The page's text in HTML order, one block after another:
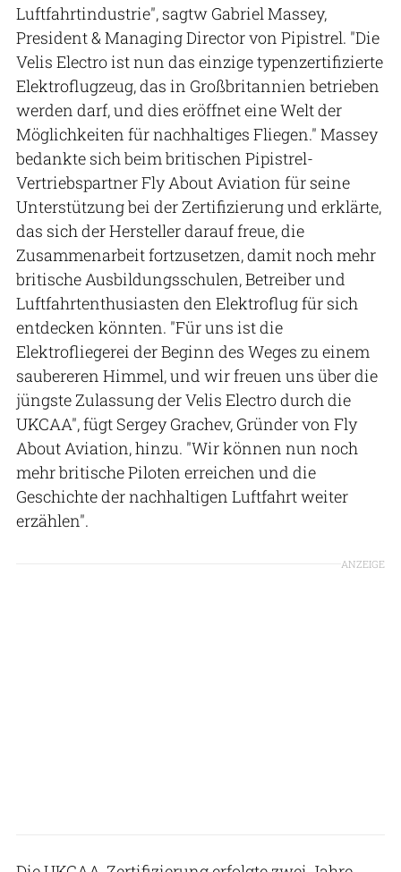
Luftfahrtindustrie", sagtw Gabriel Massey,
President & Managing Director von Pipistrel. "Die
Velis Electro ist nun das einzige typenzertifizierte
Elektroflugzeug, das in Großbritannien betrieben
werden darf, und dies eröffnet eine Welt der
Möglichkeiten für nachhaltiges Fliegen." Massey
bedankte sich beim britischen Pipistrel-
Vertriebspartner Fly About Aviation für seine
Unterstützung bei der Zertifizierung und erklärte,
das sich der Hersteller darauf freue, die
Zusammenarbeit fortzusetzen, damit noch mehr
britische Ausbildungsschulen, Betreiber und
Luftfahrtenthusiasten den Elektroflug für sich
entdecken könnten. "Für uns ist die
Elektrofliegerei der Beginn des Weges zu einem
saubereren Himmel, und wir freuen uns über die
jüngste Zulassung der Velis Electro durch die
UKCAA", fügt Sergey Grachev, Gründer von Fly
About Aviation, hinzu. "Wir können nun noch
mehr britische Piloten erreichen und die
Geschichte der nachhaltigen Luftfahrt weiter
erzählen".
ANZEIGE